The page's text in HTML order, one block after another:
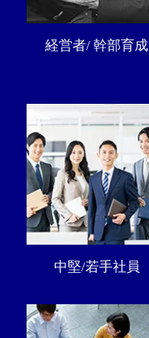
経営者/ 幹部育成
中堅/若手社員